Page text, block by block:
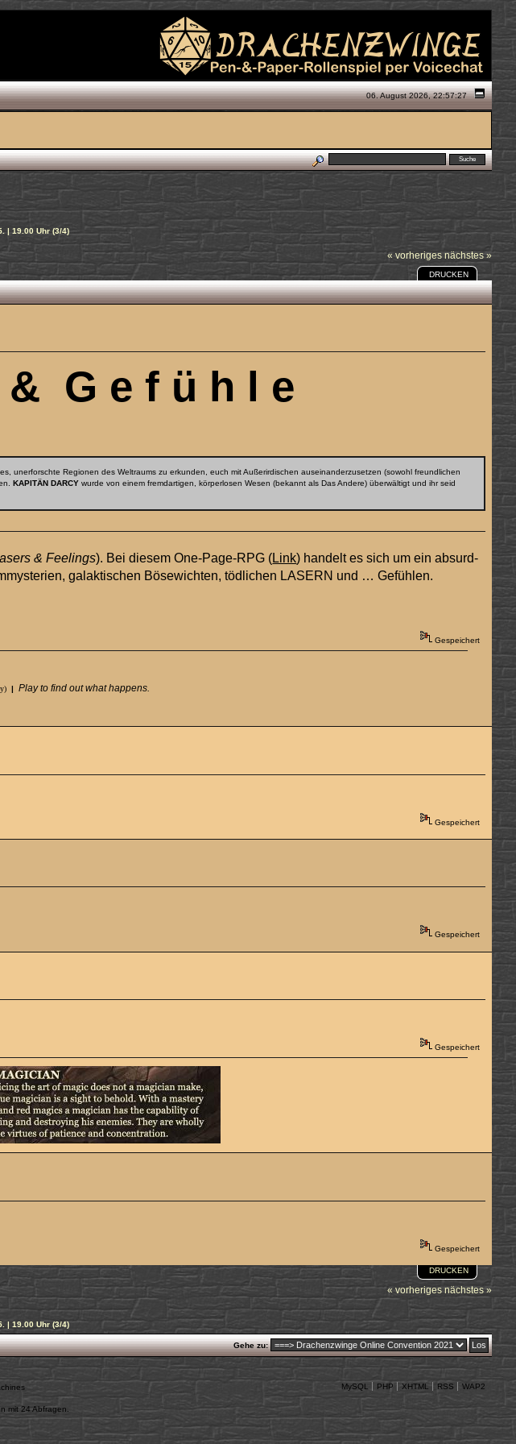
06. August 2026, 22:57:27
| 19.00 Uhr (3/4)
« vorheriges nächstes »
DRUCKEN
G e f ü h l e
es, unerforschte Regionen des Weltraums zu erkunden, euch mit Außerirdischen auseinanderzusetzen (sowohl freundlichen
KAPITÄN DARCY wurde von einem fremdartigen, körperlosen Wesen (bekannt als Das Andere) überwältigt und ihr seid
& Feelings). Bei diesem One-Page-RPG (Link) handelt es sich um ein absurd-
galaktischen Bösewichten, tödlichen LASERN und … Gefühlen.
Gespeichert
| Play to find out what happens.
Gespeichert
Gespeichert
Gespeichert
Gespeichert
DRUCKEN
« vorheriges nächstes »
| 19.00 Uhr (3/4)
Gehe zu:
MySQL PHP XHTML RSS WAP2
mit 24 Abfragen.